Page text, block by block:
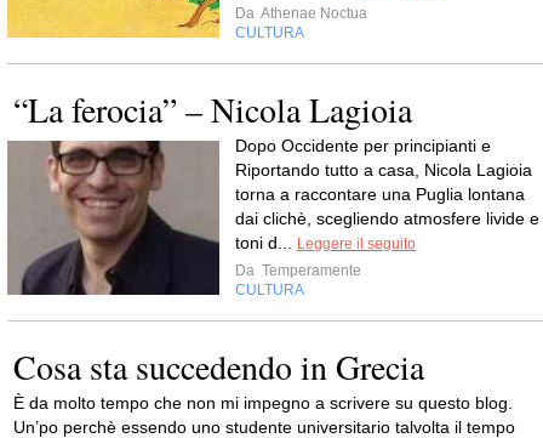
Da Athenae Noctua
CULTURA
“La ferocia” – Nicola Lagioia
Dopo Occidente per principianti e
Riportando tutto a casa, Nicola Lagioia
torna a raccontare una Puglia lontana
dai clichè, scegliendo atmosfere livide e
toni d...
Leggere il seguito
Da Temperamente
CULTURA
Cosa sta succedendo in Grecia
È da molto tempo che non mi impegno a scrivere su questo blog.
Un’po perchè essendo uno studente universitario talvolta il tempo